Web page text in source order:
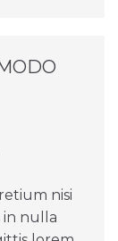
nisi
in nulla